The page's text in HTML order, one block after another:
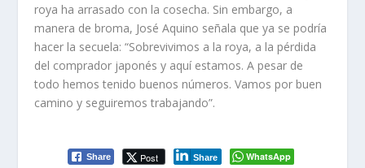
roya ha arrasado con la cosecha. Sin embargo, a
manera de broma, José Aquino señala que ya se podría
hacer la secuela: “Sobrevivimos a la roya, a la pérdida
del comprador japonés y aquí estamos. A pesar de
todo hemos tenido buenos números. Vamos por buen
camino y seguiremos trabajando”.
Share Post Share
WhatsApp